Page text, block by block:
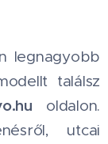
legnagyobb
találsz
oldalon.
utcai